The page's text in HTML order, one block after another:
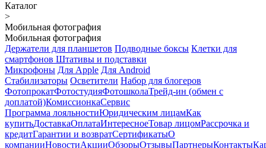
Каталог
>
Мобильная фотография
Мобильная фотография
Держатели для планшетов Подводные боксы Клетки для
смартфонов Штативы и подставки
Микрофоны Для Apple Для Android
Стабилизаторы Осветители Набор для блогеров
ФотопрокатФотостудияФотошколаТрейд-ин (обмен с
доплатой)КомиссионкаСервис
Программа лояльностиЮридическим лицамКак
купитьДоставкаОплатаИнтересноеТовар лицомРассрочка и
кредитГарантии и возвратСертификатыО
компанииНовостиАкцииОбзорыОтзывыПартнерыКонтакты